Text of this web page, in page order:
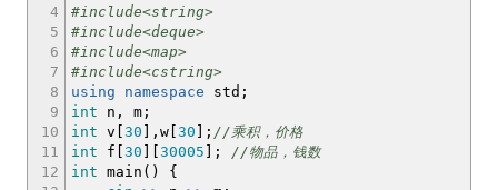
4
5
6
7
8
9
10
11
12
#include<string>
#include<deque>
#include<map>
#include<cstring>
using
namespace std ;
int n, m ;
int v 30 ,w 30 ; //乘积，价格
int f 30 30005 ;
//物品，钱数
int main ( )
{